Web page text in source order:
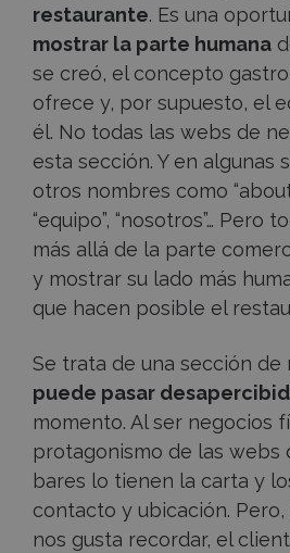
restaurante. Es una
mostrar la parte humana
se creó, el concepto
ofrece y, por supuesto, el
él. No todas las webs de
esta sección. Y en algunas
otros nombres como
“equipo”, “nosotros”… Pero
más allá de la parte
y mostrar su lado más
que hacen posible el
Se trata de una sección de
puede pasar
momento. Al ser negocios
protagonismo de las webs
bares lo tienen la carta y
contacto y ubicación.
nos gusta recordar, el